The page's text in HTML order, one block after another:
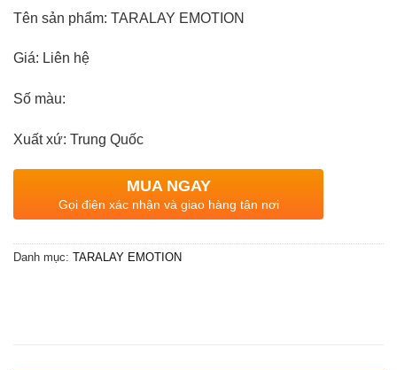
Tên sản phẩm: TARALAY EMOTION
Giá: Liên hệ
Số màu:
Xuất xứ: Trung Quốc
MUA NGAY
Gọi điện xác nhận và giao hàng tận nơi
Danh mục: TARALAY EMOTION